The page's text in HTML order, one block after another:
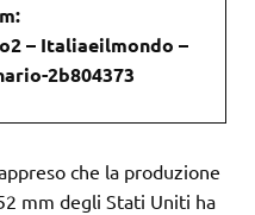
– Italiaeilmondo –
2b804373
che la produzione
mm degli Stati Uniti ha